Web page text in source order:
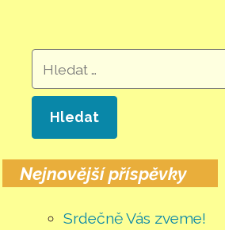
Nejnovější příspěvky
Srdečně Vás zveme!